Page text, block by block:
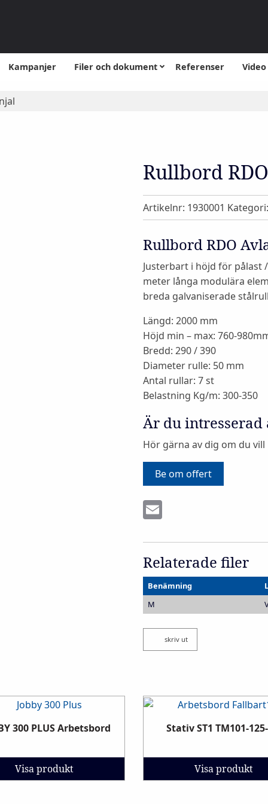
Kampanjer Filer och dokument Referenser Video
Rullbord
Artikelnr: 1930001
Rullbord RDO
Justerbart i höjd för pålast
meter långa modulära
breda galvaniserade
Längd: 2000 mm
Höjd min – max: 760-
Bredd: 290 / 390
Diameter rulle: 50 mm
Antal rullar: 7 st
Belastning Kg/m: 300-350
Är du intresserad
Hör gärna av dig om du
Be om offert
Relaterade filer
Benämning
M
skriv ut
300 PLUS Arbetsbord
Visa produkt
Stativ ST1 TM101-
Visa produkt